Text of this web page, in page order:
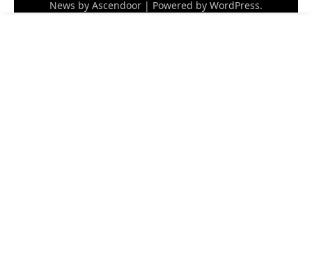
News by Ascendoor | Powered by WordPress.